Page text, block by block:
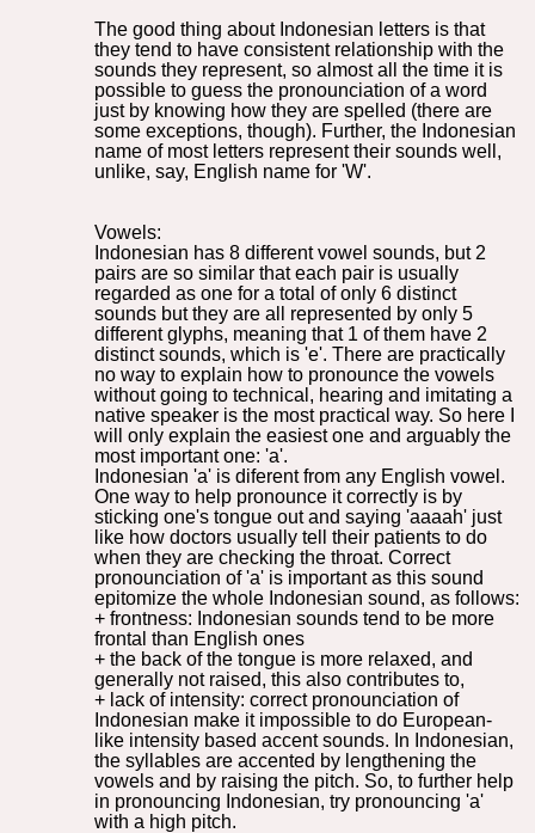
The good thing about Indonesian letters is that
they tend to have consistent relationship with the
sounds they represent, so almost all the time it is
possible to guess the pronounciation of a word
just by knowing how they are spelled (there are
some exceptions, though). Further, the Indonesian
name of most letters represent their sounds well,
unlike, say, English name for 'W'.
Vowels:
Indonesian has 8 different vowel sounds, but 2
pairs are so similar that each pair is usually
regarded as one for a total of only 6 distinct
sounds but they are all represented by only 5
different glyphs, meaning that 1 of them have 2
distinct sounds, which is 'e'. There are practically
no way to explain how to pronounce the vowels
without going to technical, hearing and imitating a
native speaker is the most practical way. So here I
will only explain the easiest one and arguably the
most important one: 'a'.
Indonesian 'a' is diferent from any English vowel.
One way to help pronounce it correctly is by
sticking one's tongue out and saying 'aaaah' just
like how doctors usually tell their patients to do
when they are checking the throat. Correct
pronounciation of 'a' is important as this sound
epitomize the whole Indonesian sound, as follows:
+ frontness: Indonesian sounds tend to be more
frontal than English ones
+ the back of the tongue is more relaxed, and
generally not raised, this also contributes to,
+ lack of intensity: correct pronounciation of
Indonesian make it impossible to do European-
like intensity based accent sounds. In Indonesian,
the syllables are accented by lengthening the
vowels and by raising the pitch. So, to further help
in pronouncing Indonesian, try pronouncing 'a'
with a high pitch.